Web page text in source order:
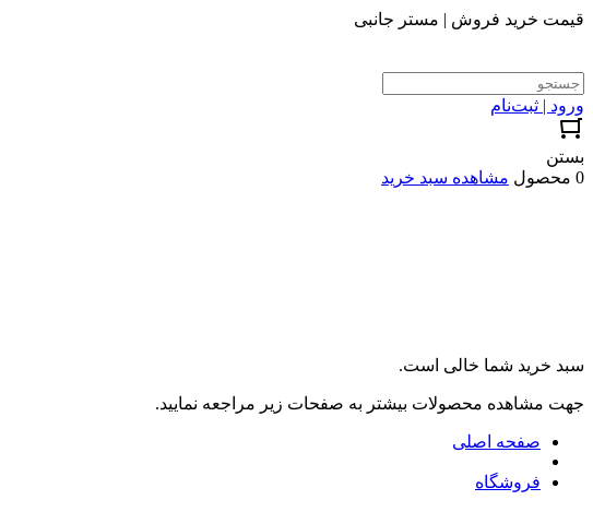
قیمت خرید فروش | مستر جانبی
ورود | ثبت‌نام
بستن
0 محصول
مشاهده سبد خرید
سبد خرید شما خالی است.
جهت مشاهده محصولات بیشتر به صفحات زیر مراجعه نمایید.
صفحه اصلی
فروشگاه